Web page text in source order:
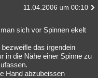
11.04.2006 um 00:10
sich vor Spinnen ekelt
das irgendein
in die Nähe einer Spinne zu
Hand abzubeissen